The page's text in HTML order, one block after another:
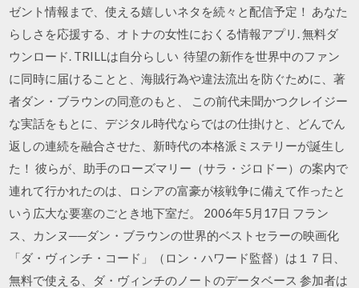
ゼント情報まで、使える嬉しいネタを続々と配信予定！ あなた
らしさを応援する、オトナの女性におくる情報アプリ. 無料ダ
ウンロード. TRILLは自分らしい 待望の新作を世界中のファン
に同時に届けることと、海賊行為や違法流出を防ぐために、著
者ダン・ブラウンの同意のもと、 この前代未聞かつクレイジー
な実話をもとに、デジタル時代ならではの仕掛けと、どんでん
返しの連続を融合させた、新時代の本格派ミステリーが誕生し
た！ 彼らが、助手のローズマリー（サラ・ジロドー）の案内で
連れて行かれたのは、ロシアの富豪が核戦争に備えて作ったと
いう広大な要塞のごとき地下室だ。 2006年5月17日 フラン
ス、カンヌ──ダン・ブラウンの世界的ベストセラーの映画化
「ダ・ヴィンチ・コード」（ロン・ハワード監督）は１７日、
無料で使える、ダ・ヴィンチのノートのデータベース 参加者は